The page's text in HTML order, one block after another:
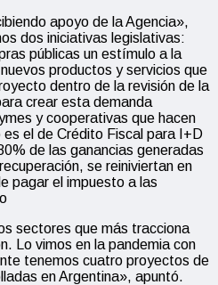
apoyo de la Agencia»,
dos iniciativas legislativas:
públicas un estímulo a la
productos y servicios que
dentro de la revisión de la
crear esta demanda
y cooperativas que hacen
el de Crédito Fiscal para I+D
de las ganancias generadas
se reiniviertan en
pagar el impuesto a las
sectores que más tracciona
Lo vimos en la pandemia con
tenemos cuatro proyectos de
en Argentina», apuntó.